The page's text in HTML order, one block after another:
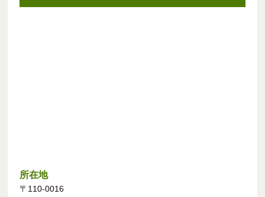
所在地
〒110-0016